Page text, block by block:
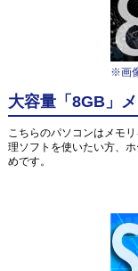
※画
大容量「8GB」
こちらのパソコンはメモ
理ソフトを使いたい方、
めです。